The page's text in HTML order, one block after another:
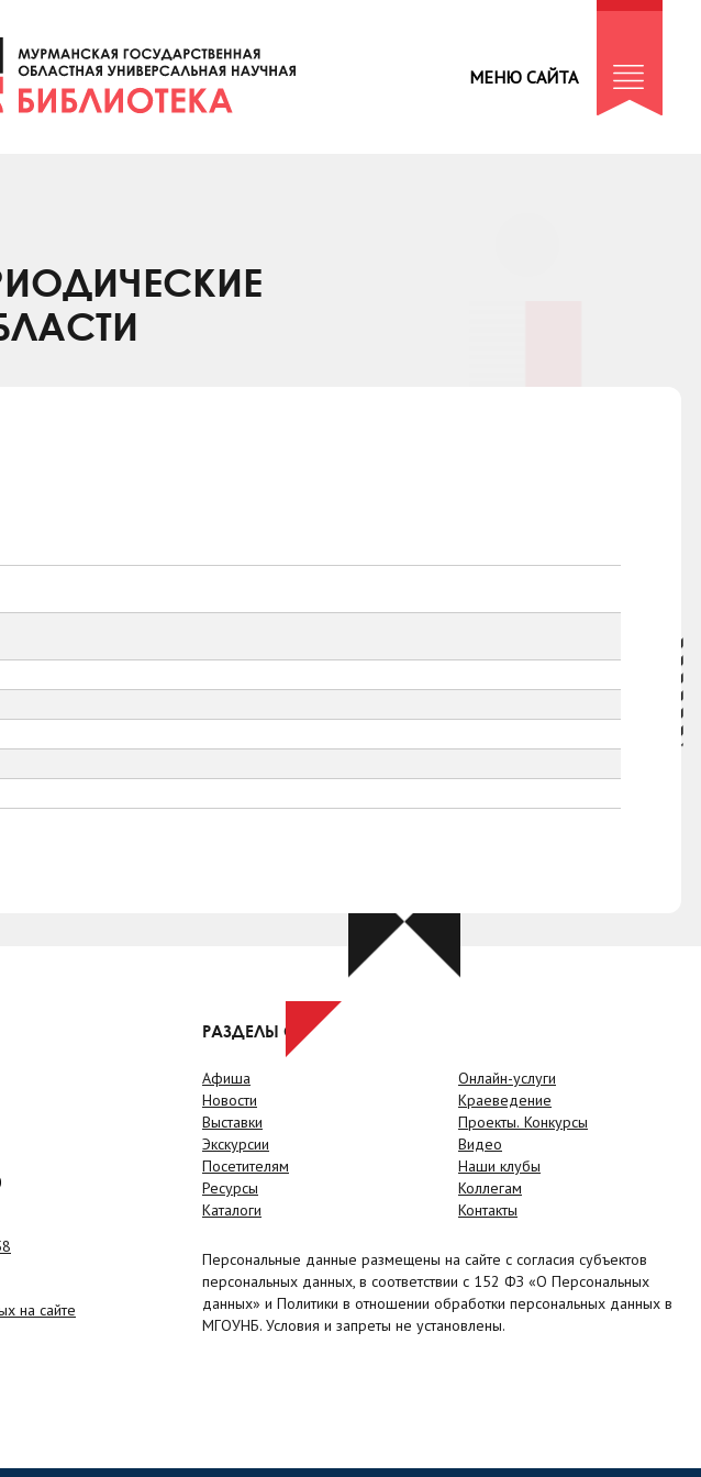
МЕНЮ САЙТА
на сайте
РАЗДЕЛЫ САЙТА
Афиша
Новости
Выставки
Экскурсии
Посетителям
Ресурсы
Каталоги
Онлайн-услуги
Краеведение
Проекты. Конкурсы
Видео
Наши клубы
Коллегам
Контакты
Персональные данные размещены на сайте с согласия субъектов
персональных данных, в соответствии с 152 ФЗ «О Персональных
данных» и Политики в отношении обработки персональных данных в
МГОУНБ. Условия и запреты не установлены.